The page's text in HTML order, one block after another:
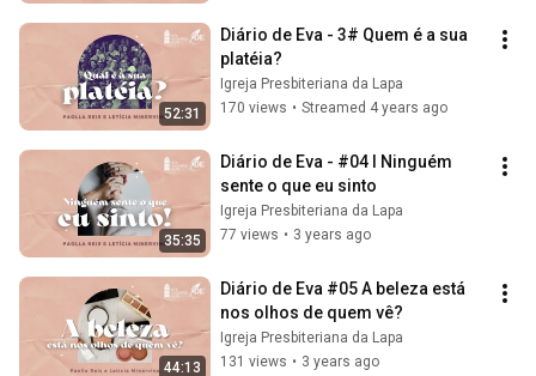
52:31
Diário de Eva - 3# Quem é a sua
platéia?
Igreja Presbiteriana da Lapa
170 views • Streamed 4 years ago
35:35
Diário de Eva - #04 l Ninguém
sente o que eu sinto
Igreja Presbiteriana da Lapa
77 views • 3 years ago
44:13
Diário de Eva #05 A beleza está
nos olhos de quem vê?
Igreja Presbiteriana da Lapa
131 views • 3 years ago